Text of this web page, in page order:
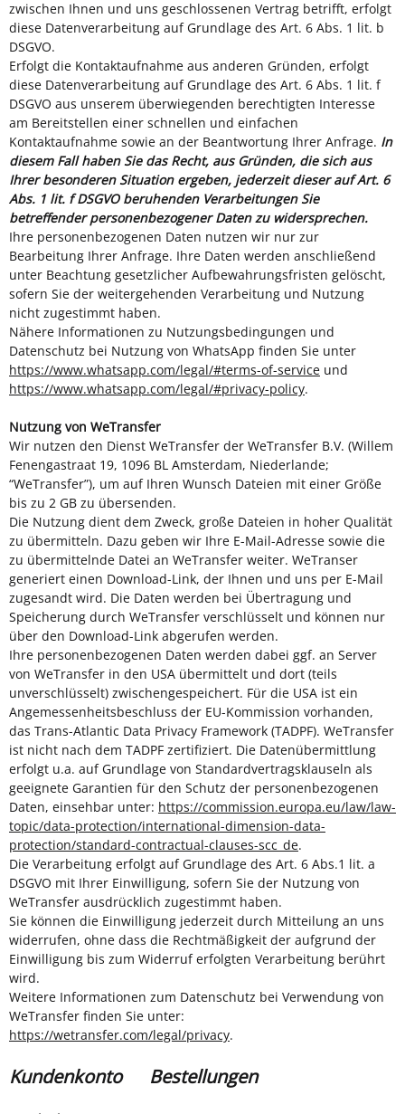
zwischen Ihnen und uns geschlossenen Vertrag betrifft, erfolgt
diese Datenverarbeitung auf Grundlage des Art. 6 Abs. 1 lit. b
DSGVO.
Erfolgt die Kontaktaufnahme aus anderen Gründen, erfolgt
diese Datenverarbeitung auf Grundlage des Art. 6 Abs. 1 lit. f
DSGVO aus unserem überwiegenden berechtigten Interesse
am Bereitstellen einer schnellen und einfachen
Kontaktaufnahme sowie an der Beantwortung Ihrer Anfrage. In
diesem Fall haben Sie das Recht, aus Gründen, die sich aus
Ihrer besonderen Situation ergeben, jederzeit dieser auf Art. 6
Abs. 1 lit. f DSGVO beruhenden Verarbeitungen Sie
betreffender personenbezogener Daten zu widersprechen.
Ihre personenbezogenen Daten nutzen wir nur zur
Bearbeitung Ihrer Anfrage. Ihre Daten werden anschließend
unter Beachtung gesetzlicher Aufbewahrungsfristen gelöscht,
sofern Sie der weitergehenden Verarbeitung und Nutzung
nicht zugestimmt haben.
Nähere Informationen zu Nutzungsbedingungen und
Datenschutz bei Nutzung von WhatsApp finden Sie unter
https://www.whatsapp.com/legal/#terms-of-service und
https://www.whatsapp.com/legal/#privacy-policy.
Nutzung von WeTransfer
Wir nutzen den Dienst WeTransfer der WeTransfer B.V. (Willem
Fenengastraat 19, 1096 BL Amsterdam, Niederlande;
“WeTransfer”), um auf Ihren Wunsch Dateien mit einer Größe
bis zu 2 GB zu übersenden.
Die Nutzung dient dem Zweck, große Dateien in hoher Qualität
zu übermitteln. Dazu geben wir Ihre E-Mail-Adresse sowie die
zu übermittelnde Datei an WeTransfer weiter. WeTranser
generiert einen Download-Link, der Ihnen und uns per E-Mail
zugesandt wird. Die Daten werden bei Übertragung und
Speicherung durch WeTransfer verschlüsselt und können nur
über den Download-Link abgerufen werden.
Ihre personenbezogenen Daten werden dabei ggf. an Server
von WeTransfer in den USA übermittelt und dort (teils
unverschlüsselt) zwischengespeichert. Für die USA ist ein
Angemessenheitsbeschluss der EU-Kommission vorhanden,
das Trans-Atlantic Data Privacy Framework (TADPF). WeTransfer
ist nicht nach dem TADPF zertifiziert. Die Datenübermittlung
erfolgt u.a. auf Grundlage von Standardvertragsklauseln als
geeignete Garantien für den Schutz der personenbezogenen
Daten, einsehbar unter: https://commission.europa.eu/law/law-
topic/data-protection/international-dimension-data-
protection/standard-contractual-clauses-scc_de.
Die Verarbeitung erfolgt auf Grundlage des Art. 6 Abs.1 lit. a
DSGVO mit Ihrer Einwilligung, sofern Sie der Nutzung von
WeTransfer ausdrücklich zugestimmt haben.
Sie können die Einwilligung jederzeit durch Mitteilung an uns
widerrufen, ohne dass die Rechtmäßigkeit der aufgrund der
Einwilligung bis zum Widerruf erfolgten Verarbeitung berührt
wird.
Weitere Informationen zum Datenschutz bei Verwendung von
WeTransfer finden Sie unter:
https://wetransfer.com/legal/privacy.
Kundenkonto Bestellungen